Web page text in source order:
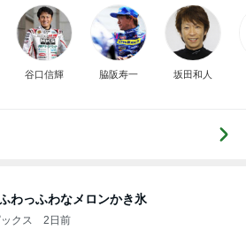
谷口信輝 脇阪寿一 坂田和人
わっふわなメロンかき氷
クス 2日前